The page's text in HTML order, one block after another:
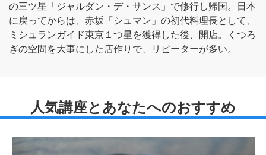
の三ツ星「ジャルダン・デ・サンス」で修行し帰国。日本
に戻ってからは、赤坂「シュマン」の初代料理長として、
ミシュランガイド東京１つ星を獲得した後、開店。くつろ
ぎの空間を大事にした店作りで、リピーターが多い。